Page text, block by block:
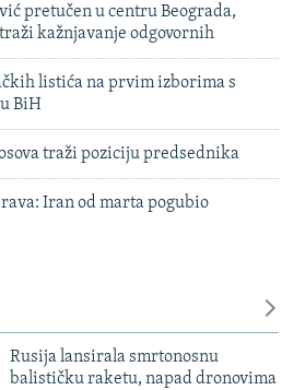
pretučen u centru Beograda,
kažnjavanje odgovornih
listića na prvim izborima s
BiH
traži poziciju predsednika
Iran od marta pogubio
Rusija lansirala smrtonosnu
balističku raketu, napad dronovima